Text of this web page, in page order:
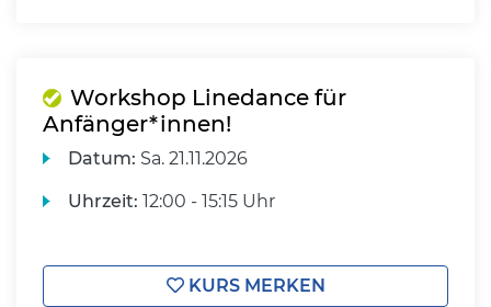
Workshop Linedance für
Anfänger*innen!
Datum: Sa. 21.11.2026
Uhrzeit: 12:00 - 15:15 Uhr
KURS MERKEN